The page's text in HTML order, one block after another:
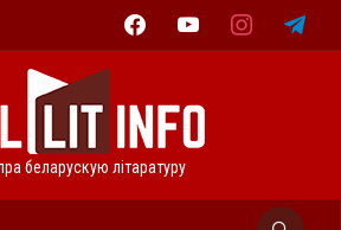
facebookyoutube instagramtelegram
беларускую літаратуру